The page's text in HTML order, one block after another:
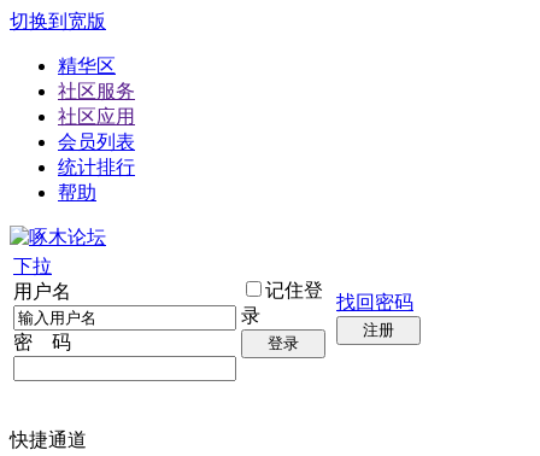
切换到宽版
精华区
社区服务
社区应用
会员列表
统计排行
帮助
下拉
用户名
密 码
记住登
录
登录
找回密码
注册
快捷通道